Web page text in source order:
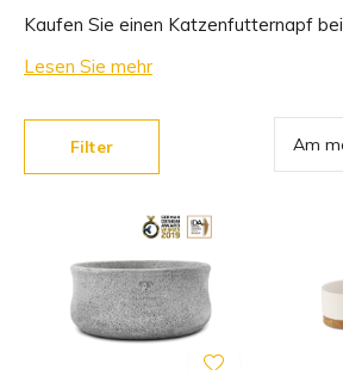
Kaufen Sie einen Katzenfutternapf
Wir haben eine große Sammlung von
besten Marken. Sehen Sie sich unten
Lesen Sie mehr
Filter